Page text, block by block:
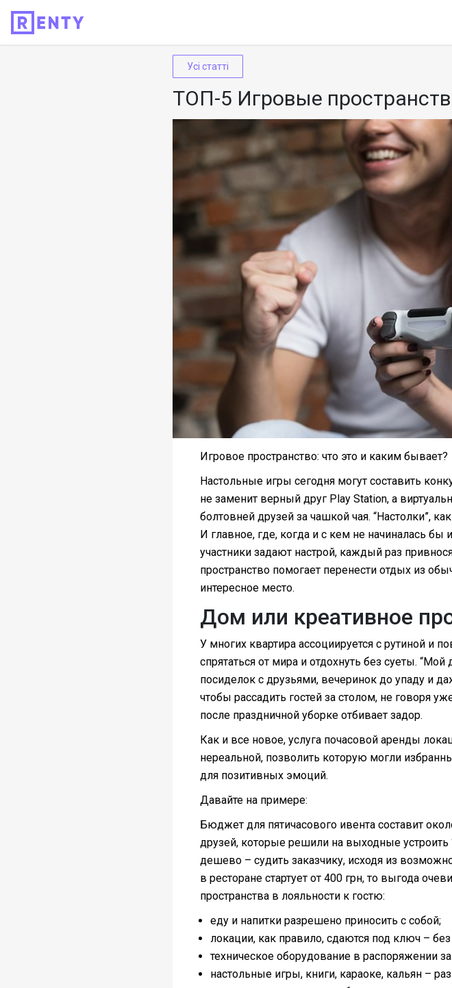
Усі статті
ТОП-5 Игровые
Игровое пространство: что это и каким бывает?
Настольные игры сегодня могут составить
не заменит верный друг Play Station, а
болтовней друзей за чашкой чая. “Настолки”,
И главное, где, когда и с кем не начиналась бы
участники задают настрой, каждый раз
пространство помогает перенести отдых из
интересное место.
Дом или креативное
У многих квартира ассоциируется с рутиной и
спрятаться от мира и отдохнуть без суеты.
посиделок с друзьями, вечеринок до упаду и
чтобы рассадить гостей за столом, не говоря
после праздничной уборке отбивает задор.
Как и все новое, услуга почасовой аренды
нереальной, позволить которую могли
для позитивных эмоций.
Давайте на примере:
Бюджет для пятичасового ивента составит
друзей, которые решили на выходные устроить
дешево – судить заказчику, исходя из
в ресторане стартует от 400 грн, то выгода
пространства в лояльности к гостю:
еду и напитки разрешено приносить с собой;
локации, как правило, сдаются под ключ –
техническое оборудование в распоряжении
настольные игры, книги, караоке, кальян –